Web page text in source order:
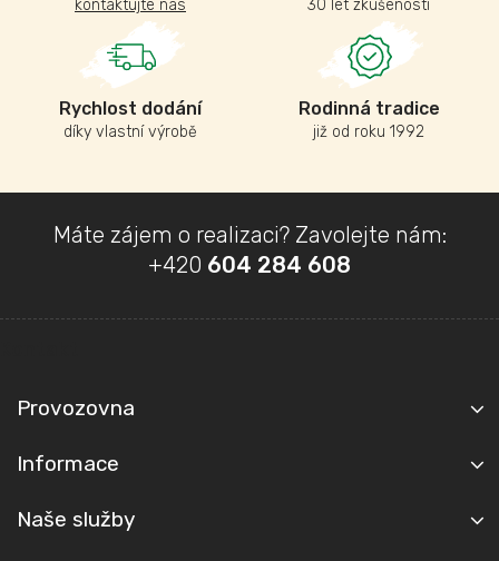
kontaktujte nás 30 let zkušeností
Rychlost dodání
díky vlastní výrobě
Rodinná tradice
již od roku 1992
a
Máte zájem o realizaci? Zavolejte nám:
+420 604 284 608
Provozovna
Informace
Naše služby